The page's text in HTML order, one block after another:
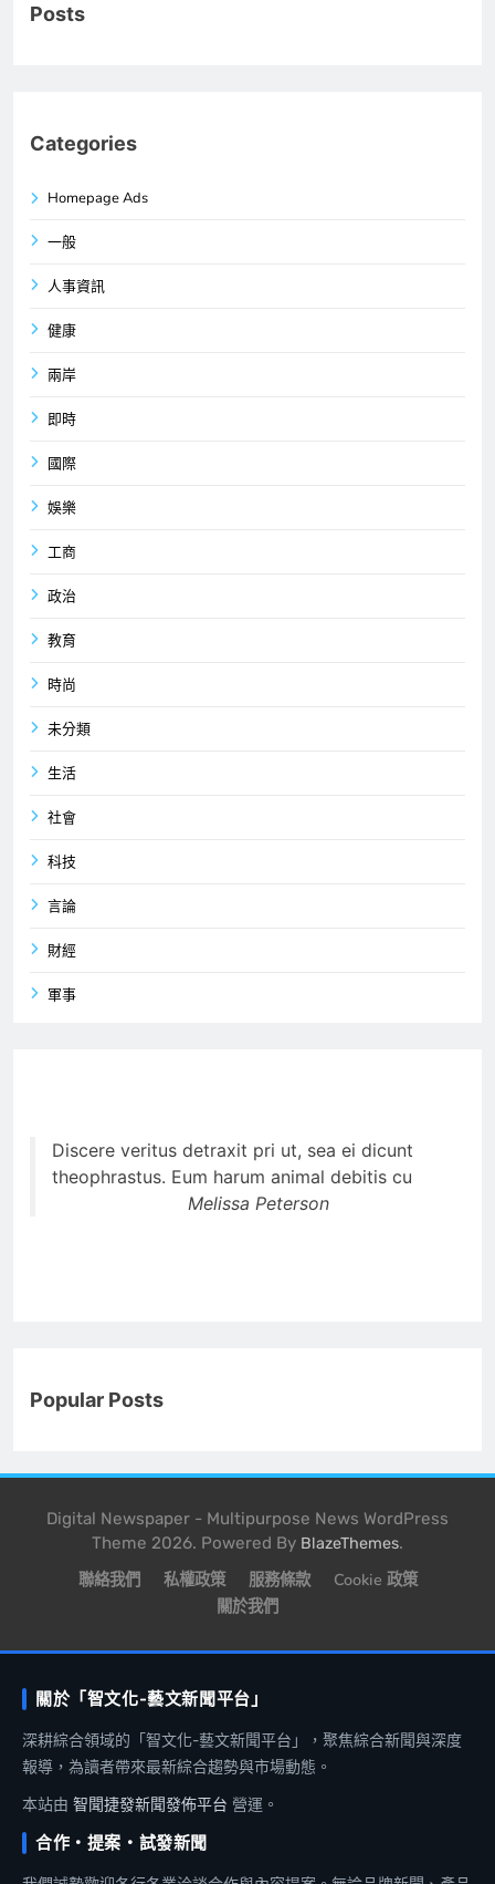
Posts
Categories
Homepage Ads
一般
人事資訊
健康
兩岸
即時
國際
娛樂
工商
政治
教育
時尚
未分類
生活
社會
科技
言論
財經
軍事
Discere veritus detraxit pri ut, sea ei dicunt
theophrastus. Eum harum animal debitis cu
Melissa Peterson
Popular Posts
Digital Newspaper - Multipurpose News WordPress
Theme 2026. Powered By BlazeThemes.
聯絡我們 私權政策 服務條款
Cookie 政策
關於我們
關於「智文化-藝文新聞平台」
深耕綜合領域的「智文化-藝文新聞平台」，聚焦綜合新聞與深度
報導，為讀者帶來最新綜合趨勢與市場動態。
本站由 智聞捷發新聞發佈平台 營運。
合作・提案・試發新聞